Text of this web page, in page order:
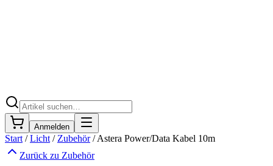
Anmelden
Start /Licht / Zubehör/Astera Power/Data Kabel 10m
Zurück zu Zubehör